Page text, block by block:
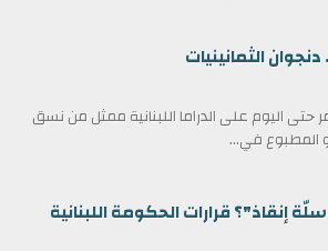
الثمانينيات
حتى اليوم على الدراما اللبنانية ممثل من نسق
المطبوع في...
إنقاذ"؟ قرارات الحكومة اللبنانية